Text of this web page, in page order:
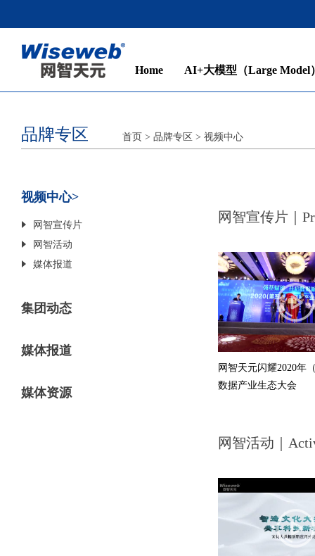
Home AI+大模型（Large Model
品牌专区 首页 > 品牌专区 > 视频中心
视频中心
网智宣传片
网智活动
媒体报道
集团动态
媒体报道
媒体资源
网智宣传片｜
网智天元闪耀2020年
数据产业生态大会
网智活动｜